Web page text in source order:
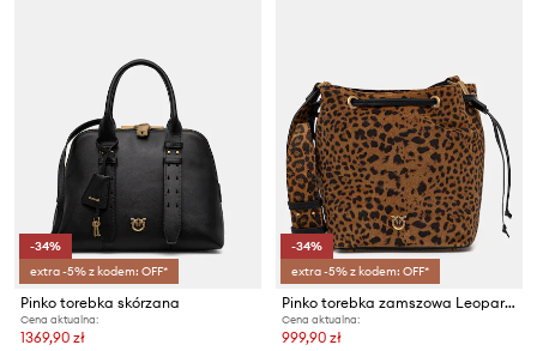
-34%
extra -5% z kodem: OFF*
Pinko torebka skórzana
Cena aktualna:
1369,90 zł
-34%
extra -5% z kodem: OFF*
Pinko torebka zamszowa Leopard print
Cena aktualna:
999,90 zł